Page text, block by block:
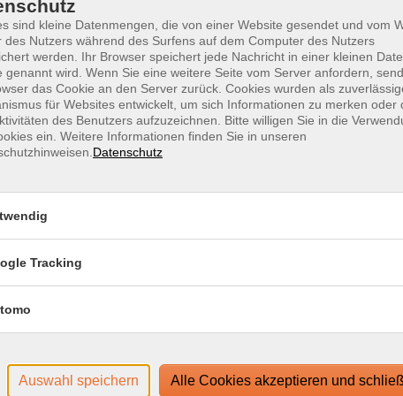
die Kunst des sicheren Briefverschlusses mit besonders
vergangenen Jahrhunderten. Anhand historischer
die Geschick und Kreativität verbinden. Mit Schneiden,
Sicherungsmethoden des Letterlockings praktische
hilfreich aber keine Voraussetzung – Schreibtischlampe
einige Seiten Din A4- und Din A3-Papier
oder Express Holzleim, bunte Papierreste,
kleiner Schlitzschraubenzieher, dicke spitze Nadel oder
sowie ausgestanzte Papierkreise, Siegelwachs
Mi.
1
sind kleine Datenmengen, die von einer Website gesendet und vom
des Nutzers während des Surfens auf dem Computer des Nutzers
werden. Ihr Browser speichert jede Nachricht in einer kleinen
genannt wird. Wenn Sie eine weitere Seite vom Server anfordern,
das Cookie an den Server zurück. Cookies wurden als
für Websites entwickelt, um sich Informationen zu merken oder
des Benutzers aufzuzeichnen. Bitte willigen Sie in die
ein. Weitere Informationen finden Sie in unseren
Datenschutz
Tracking
Auswahl speichern Alle Cookies akzeptieren und